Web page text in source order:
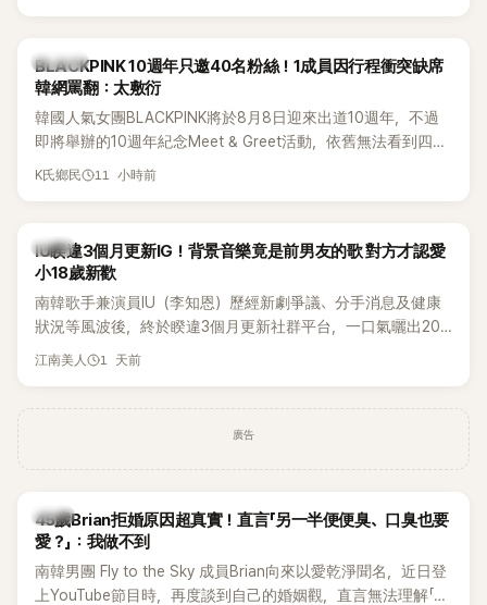
K-POP
BLACKPINK 10週年只邀40名粉絲！1成員因行程衝突缺席
韓網罵翻：太敷衍
韓國人氣女團BLACKPINK將於8月8日迎來出道10週年，不過
即將舉辦的10週年紀念Meet & Greet活動，依舊無法看到四人
合體。根據韓媒《MyDaily》7日報導，當天將由Jisoo（智秀）、
K氏鄉民 11 小時前
韓星
IU睽違3個月更新IG！背景音樂竟是前男友的歌 對方才認愛
小18歲新歡
南韓歌手兼演員IU（李知恩）歷經新劇爭議、分手消息及健康
狀況等風波後，終於睽違3個月更新社群平台，一口氣曬出20
張近況照，讓大批粉絲又驚又喜。不過，比起照片本身，更引
江南美人 1 天前
廣告
韓星
45歲Brian拒婚原因超真實！直言「另一半便便臭、口臭也要
愛？」：我做不到
南韓男團 Fly to the Sky 成員Brian向來以愛乾淨聞名，近日登
上YouTube節目時，再度談到自己的婚姻觀，直言無法理解「連